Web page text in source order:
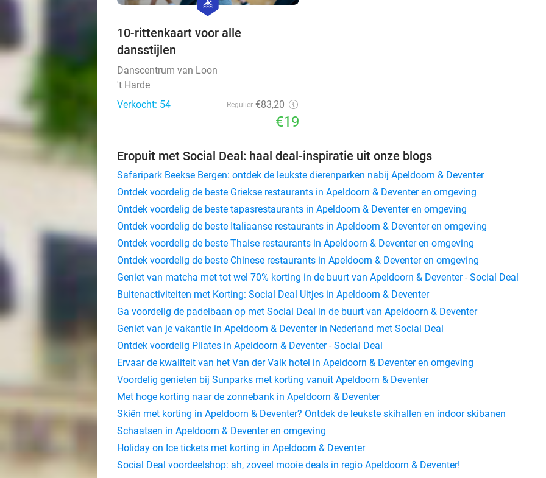
sport
10-rittenkaart voor alle
dansstijlen
Danscentrum van Loon
't Harde
Verkocht: 54
Regulier €83,20
€19
Eropuit met Social Deal: haal deal-inspiratie uit onze blogs
Safaripark Beekse Bergen: ontdek de leukste dierenparken nabij Apeldoorn & Deventer
Ontdek voordelig de beste Griekse restaurants in Apeldoorn & Deventer en omgeving
Ontdek voordelig de beste tapasrestaurants in Apeldoorn & Deventer en omgeving
Ontdek voordelig de beste Italiaanse restaurants in Apeldoorn & Deventer en omgeving
Ontdek voordelig de beste Thaise restaurants in Apeldoorn & Deventer en omgeving
Ontdek voordelig de beste Chinese restaurants in Apeldoorn & Deventer en omgeving
Geniet van matcha met tot wel 70% korting in de buurt van Apeldoorn & Deventer - Social Deal
Buitenactiviteiten met Korting: Social Deal Uitjes in Apeldoorn & Deventer
Ga voordelig de padelbaan op met Social Deal in de buurt van Apeldoorn & Deventer
Geniet van je vakantie in Apeldoorn & Deventer in Nederland met Social Deal
Ontdek voordelig Pilates in Apeldoorn & Deventer - Social Deal
Ervaar de kwaliteit van het Van der Valk hotel in Apeldoorn & Deventer en omgeving
Voordelig genieten bij Sunparks met korting vanuit Apeldoorn & Deventer
Met hoge korting naar de zonnebank in Apeldoorn & Deventer
Skiën met korting in Apeldoorn & Deventer? Ontdek de leukste skihallen en indoor skibanen
Schaatsen in Apeldoorn & Deventer en omgeving
Holiday on Ice tickets met korting in Apeldoorn & Deventer
Social Deal voordeelshop: ah, zoveel mooie deals in regio Apeldoorn & Deventer!